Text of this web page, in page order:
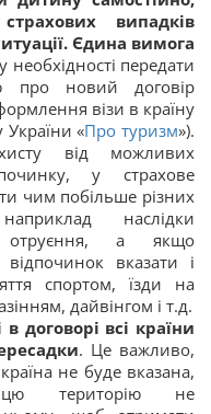
випадків
Єдина вимога
необхідності передати
про новий договір
візи в країну
України «Про туризм»).
від можливих
у страхове
чим побільше різних
наслідки
отруєння, а якщо
вказати і
спортом, їзди на
дайвінгом і т.д.
договорі всі країни
. Це важливо,
не буде вказана,
територію не